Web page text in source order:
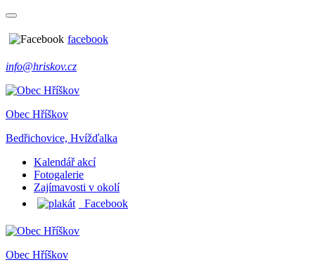
facebook
info@hriskov.cz
Obec Hříškov
Bedřichovice, Hvížďalka
Kalendář akcí
Fotogalerie
Zajímavosti v okolí
Facebook
Obec Hříškov